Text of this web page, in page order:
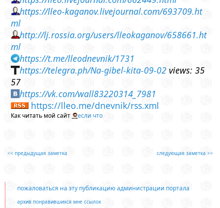
https://lleo-kaganov.livejournal.com/693709.ht
ml
http://lj.rossia.org/users/lleokaganov/658661.ht
ml
https://t.me/lleodnevnik/1731
https://telegra.ph/Na-gibel-kita-09-02 views: 35
57
https://vk.com/wall83220314_7981
https://lleo.me/dnevnik/rss.xml
Как читать мой сайт если что
<< предыдущая заметка следующая заметка >>
пожаловаться на эту публикацию администрации портала
архив понравившихся мне ссылок